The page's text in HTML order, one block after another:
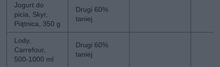
Jogurt do
picia, Skyr,
Piątnica, 350 g
Drugi 60%
taniej
Lody,
Carrefour,
500-1000 ml
Drugi 60%
taniej